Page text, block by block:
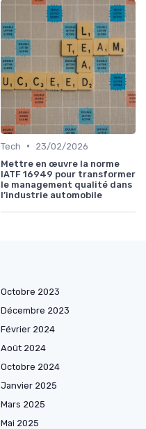
Tech •
23/02/2026
Mettre en œuvre la norme
IATF 16949 pour transformer
le management qualité dans
l’industrie automobile
Octobre 2023
Décembre 2023
Février 2024
Août 2024
Octobre 2024
Janvier 2025
Mars 2025
Mai 2025